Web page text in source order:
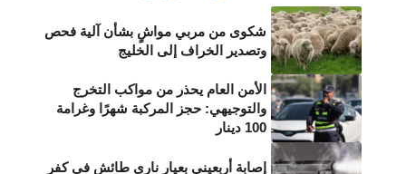
شكوى من مربي مواشٍ بشأن آلية فحص
وتصدير الخراف إلى الخليج
الأمن العام يحذر من مواكب التخرج
والتوجيهي: حجز المركبة شهرًا وغرامة
100 دينار
إصابة أربعيني بعيار ناري طائش في كفر